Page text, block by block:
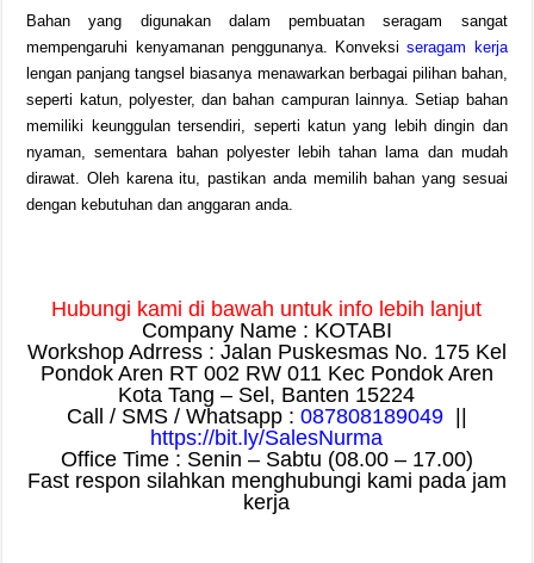
Bahan yang digunakan dalam pembuatan seragam sangat
mempengaruhi kenyamanan penggunanya. Konveksiseragam kerja
lengan panjang tangsel biasanya menawarkan berbagai pilihan bahan,
seperti katun, polyester, dan bahan campuran lainnya. Setiap bahan
memiliki keunggulan tersendiri, seperti katun yang lebih dingin dan
nyaman, sementara bahan polyester lebih tahan lama dan mudah
dirawat. Oleh karena itu, pastikan anda memilih bahan yang sesuai
dengan kebutuhan dan anggaran anda.
Hubungi kami di bawah untuk info lebih lanjut
Company Name : KOTABI
Workshop Adrress : Jalan Puskesmas No. 175 Kel
Pondok Aren RT 002 RW 011 Kec Pondok Aren
Kota Tang – Sel, Banten 15224
Call / SMS / Whatsapp : 087808189049||
https://bit.ly/SalesNurma
Office Time : Senin – Sabtu (08.00 – 17.00)
Fast respon silahkan menghubungi kami pada jam
kerja